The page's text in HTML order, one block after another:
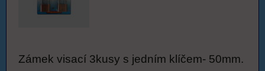
Zámek visací 3kusy s jedním klíčem- 50mm.